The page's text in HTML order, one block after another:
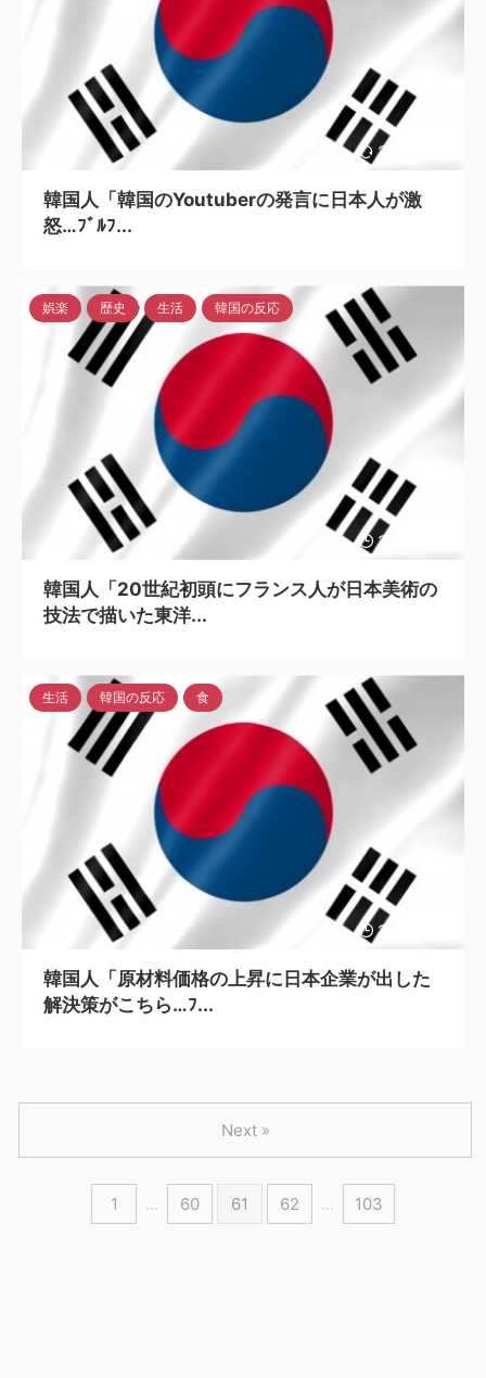
2023/7/11
韓国人「韓国のYoutuberの発言に日本人が激
怒…ﾌﾞﾙﾌ...
2023/7/11
娯楽 歴史 生活 韓国の反応
韓国人「20世紀初頭にフランス人が日本美術の
技法で描いた東洋...
2023/7/11
生活 韓国の反応 食
韓国人「原材料価格の上昇に日本企業が出した
解決策がこちら…ﾌ...
1 … 60 61 62 … 103
Next »